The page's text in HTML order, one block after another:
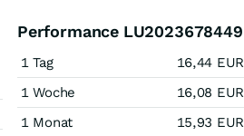
Performance LU2023678449
1 Tag 16,44 EUR
1 Woche
16,08 EUR
1 Monat
15,93 EUR